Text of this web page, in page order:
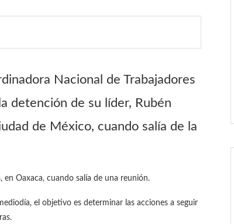
Nacional de Trabajadores
detención de su líder, Rubén
de México, cuando salía de la
en Oaxaca, cuando salía de una reunión.
el objetivo es determinar las acciones a seguir